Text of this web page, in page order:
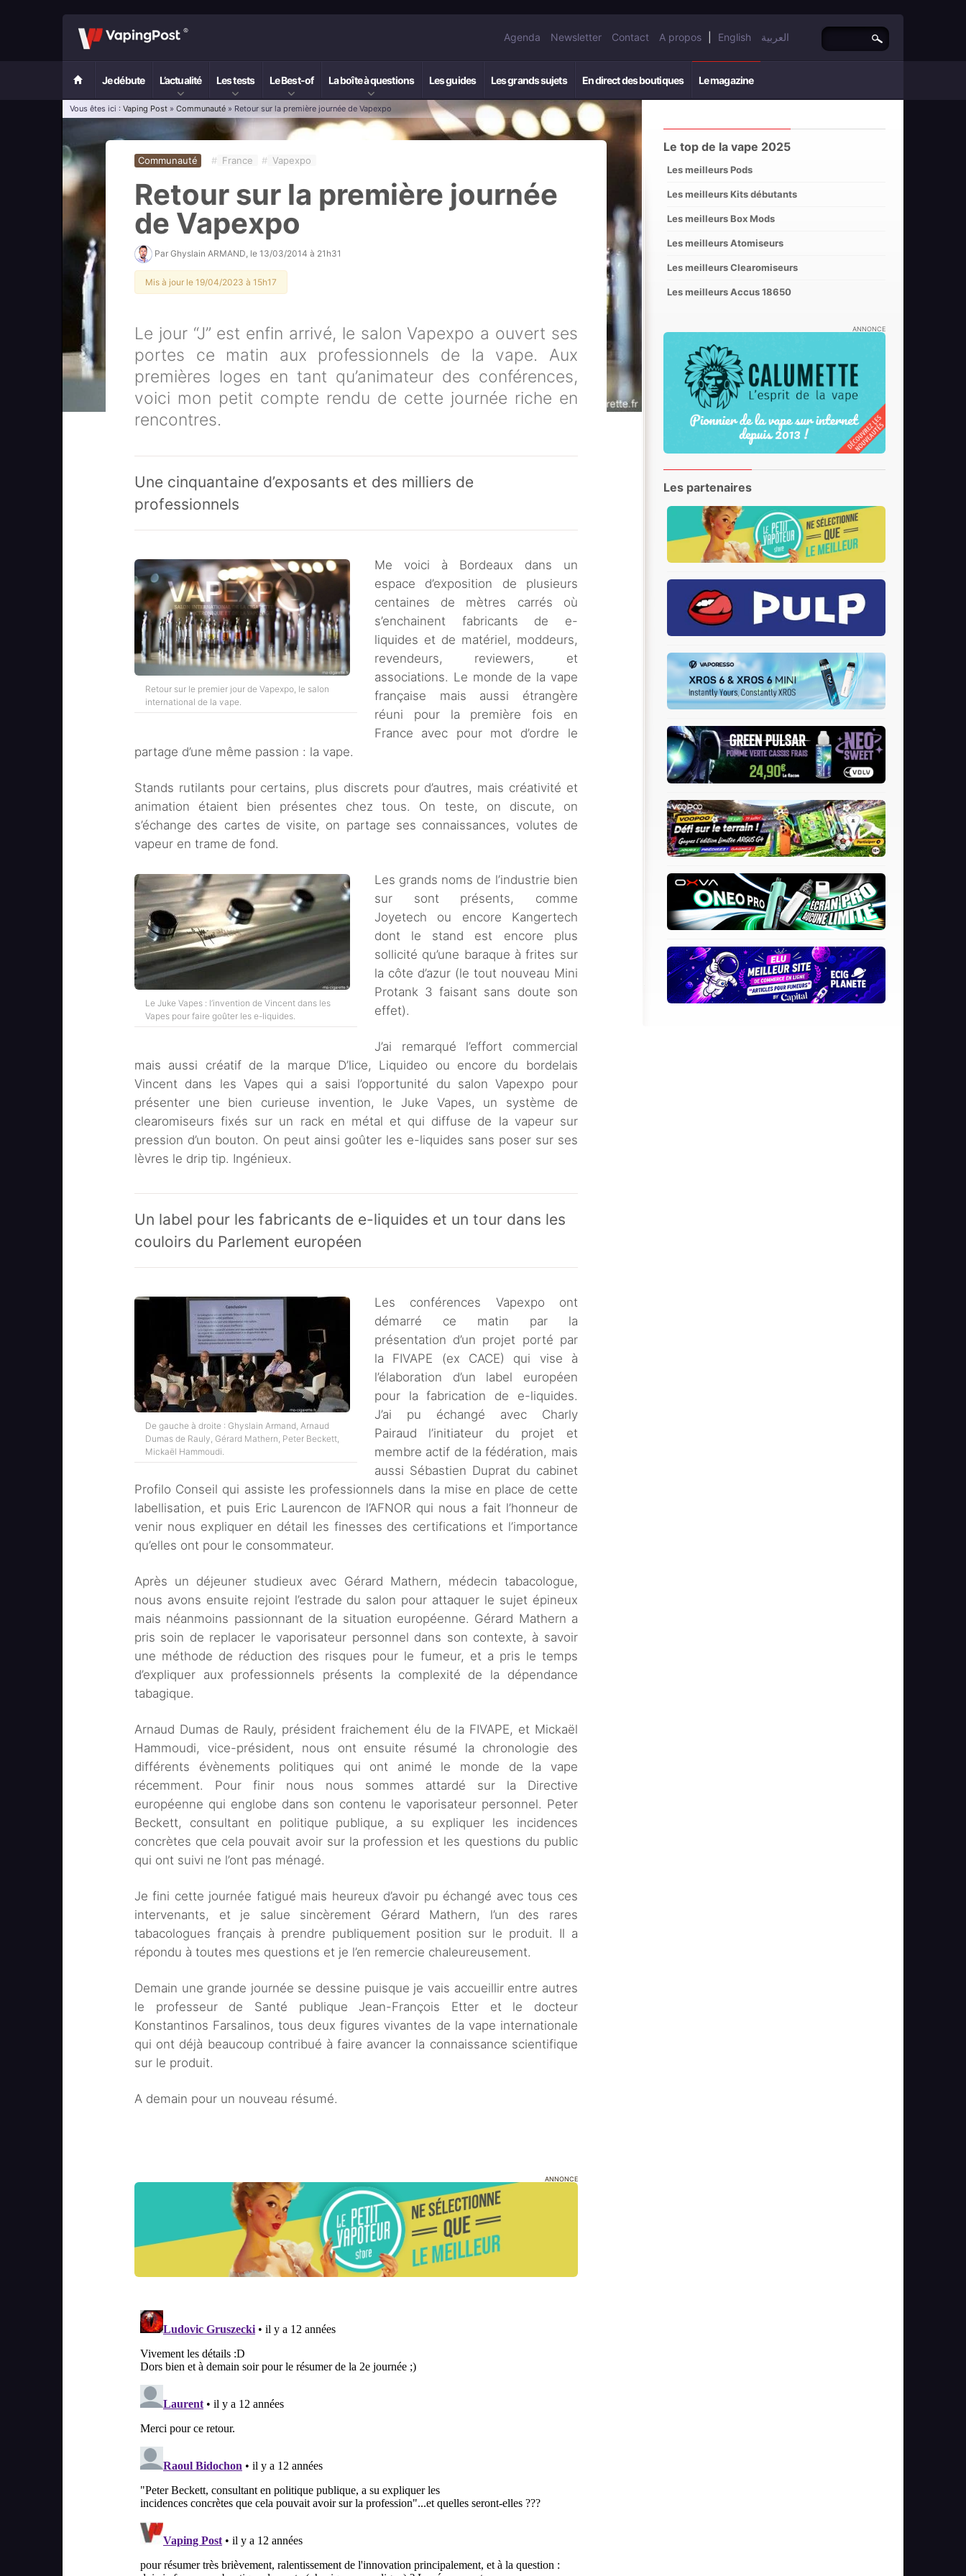
Agenda Newsletter Contact A propos English العربية
Je débute L’actualité Les tests Le Best-of La boîte à questions Les guides Les grands sujets En direct des boutiques Le magazine
Vous êtes ici : Vaping Post » Communauté » Retour sur la première journée de Vapexpo
Communauté # France # Vapexpo
Retour sur la première journée
de Vapexpo
Par Ghyslain ARMAND , le 13/03/2014 à 21h31
Mis à jour le 19/04/2023 à 15h17
Le jour “J” est enfin arrivé, le salon Vapexpo a ouvert ses
portes ce matin aux professionnels de la vape. Aux
premières loges en tant qu’animateur des conférences,
voici mon petit compte rendu de cette journée riche en
rencontres.
Une cinquantaine d’exposants et des milliers de
professionnels
Retour sur le premier jour de Vapexpo, le salon
international de la vape.
Me voici à Bordeaux dans un
espace d’exposition de plusieurs
centaines de mètres carrés où
s’enchainent fabricants de e-
liquides et de matériel, moddeurs,
revendeurs, reviewers, et
associations. Le monde de la vape
française mais aussi étrangère
réuni pour la première fois en
France avec pour mot d’ordre le
partage d’une même passion : la vape.
Stands rutilants pour certains, plus discrets pour d’autres, mais créativité et
animation étaient bien présentes chez tous. On teste, on discute, on
s’échange des cartes de visite, on partage ses connaissances, volutes de
vapeur en trame de fond.
Le Juke Vapes : l’invention de Vincent dans les
Vapes pour faire goûter les e-liquides.
Les grands noms de l’industrie bien
sur sont présents, comme
Joyetech ou encore Kangertech
dont le stand est encore plus
sollicité qu’une baraque à frites sur
la côte d’azur (le tout nouveau Mini
Protank 3 faisant sans doute son
effet).
J’ai remarqué l’effort commercial
mais aussi créatif de la marque D’lice, Liquideo ou encore du bordelais
Vincent dans les Vapes qui a saisi l’opportunité du salon Vapexpo pour
présenter une bien curieuse invention, le Juke Vapes, un système de
clearomiseurs fixés sur un rack en métal et qui diffuse de la vapeur sur
pression d’un bouton. On peut ainsi goûter les e-liquides sans poser sur ses
lèvres le drip tip. Ingénieux.
Un label pour les fabricants de e-liquides et un tour dans les
couloirs du Parlement européen
De gauche à droite : Ghyslain Armand, Arnaud
Dumas de Rauly, Gérard Mathern, Peter Beckett,
Mickaël Hammoudi.
Les conférences Vapexpo ont
démarré ce matin par la
présentation d’un projet porté par
la FIVAPE (ex CACE) qui vise à
l’élaboration d’un label européen
pour la fabrication de e-liquides.
J’ai pu échangé avec Charly
Pairaud l’initiateur du projet et
membre actif de la fédération, mais
aussi Sébastien Duprat du cabinet
Profilo Conseil qui assiste les professionnels dans la mise en place de cette
labellisation, et puis Eric Laurencon de l’AFNOR qui nous a fait l’honneur de
venir nous expliquer en détail les finesses des certifications et l’importance
qu’elles ont pour le consommateur.
Après un déjeuner studieux avec Gérard Mathern, médecin tabacologue,
nous avons ensuite rejoint l’estrade du salon pour attaquer le sujet épineux
mais néanmoins passionnant de la situation européenne. Gérard Mathern a
pris soin de replacer le vaporisateur personnel dans son contexte, à savoir
une méthode de réduction des risques pour le fumeur, et a pris le temps
d’expliquer aux professionnels présents la complexité de la dépendance
tabagique.
Arnaud Dumas de Rauly, président fraichement élu de la FIVAPE, et Mickaël
Hammoudi, vice-président, nous ont ensuite résumé la chronologie des
différents évènements politiques qui ont animé le monde de la vape
récemment. Pour finir nous nous sommes attardé sur la Directive
européenne qui englobe dans son contenu le vaporisateur personnel. Peter
Beckett, consultant en politique publique, a su expliquer les incidences
concrètes que cela pouvait avoir sur la profession et les questions du public
qui ont suivi ne l’ont pas ménagé.
Je fini cette journée fatigué mais heureux d’avoir pu échangé avec tous ces
intervenants, et je salue sincèrement Gérard Mathern, l’un des rares
tabacologues français à prendre publiquement position sur le produit. Il a
répondu à toutes mes questions et je l’en remercie chaleureusement.
Demain une grande journée se dessine puisque je vais accueillir entre autres
le professeur de Santé publique Jean-François Etter et le docteur
Konstantinos Farsalinos, tous deux figures vivantes de la vape internationale
qui ont déjà beaucoup contribué à faire avancer la connaissance scientifique
sur le produit.
A demain pour un nouveau résumé.
ANNONCE
Le top de la vape 2025
Les meilleurs Pods
Les meilleurs Kits débutants
Les meilleurs Box Mods
Les meilleurs Atomiseurs
Les meilleurs Clearomiseurs
Les meilleurs Accus 18650
ANNONCE
Les partenaires